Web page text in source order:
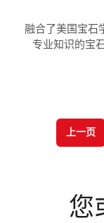
融合了美国宝石
专业知识的宝
上一页
您